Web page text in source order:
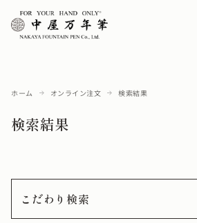
ホーム オンライン注文 検索結果
検索結果
こだわり検索